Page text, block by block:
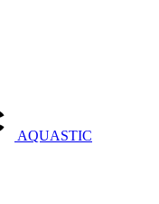
AQUASTIC